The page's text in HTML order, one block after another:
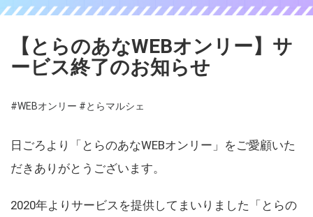
【とらのあなWEBオンリー】サ
ービス終了のお知らせ
#WEBオンリー #とらマルシェ
日ごろより「とらのあなWEBオンリー」をご愛顧いた
だきありがとうございます。
2020年よりサービスを提供してまいりました「とらの